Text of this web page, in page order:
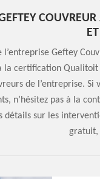
l’entreprise Geftey
certification Qualitoit
de l’entreprise.
n’hésitez pas à la
détails sur les
gratuit,